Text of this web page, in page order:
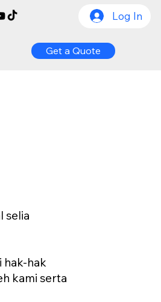
Get a Quote
Log In
selia
hak-hak
kami serta